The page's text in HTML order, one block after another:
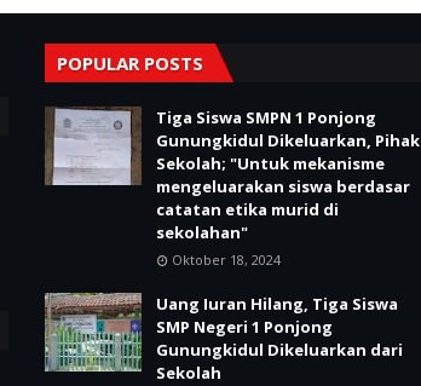
POPULAR POSTS
Tiga Siswa SMPN 1 Ponjong
Gunungkidul Dikeluarkan, Pihak
Sekolah; "Untuk mekanisme
mengeluarakan siswa berdasar
catatan etika murid di
sekolahan"
Oktober 18, 2024
Uang Iuran Hilang, Tiga Siswa
SMP Negeri 1 Ponjong
Gunungkidul Dikeluarkan dari
Sekolah